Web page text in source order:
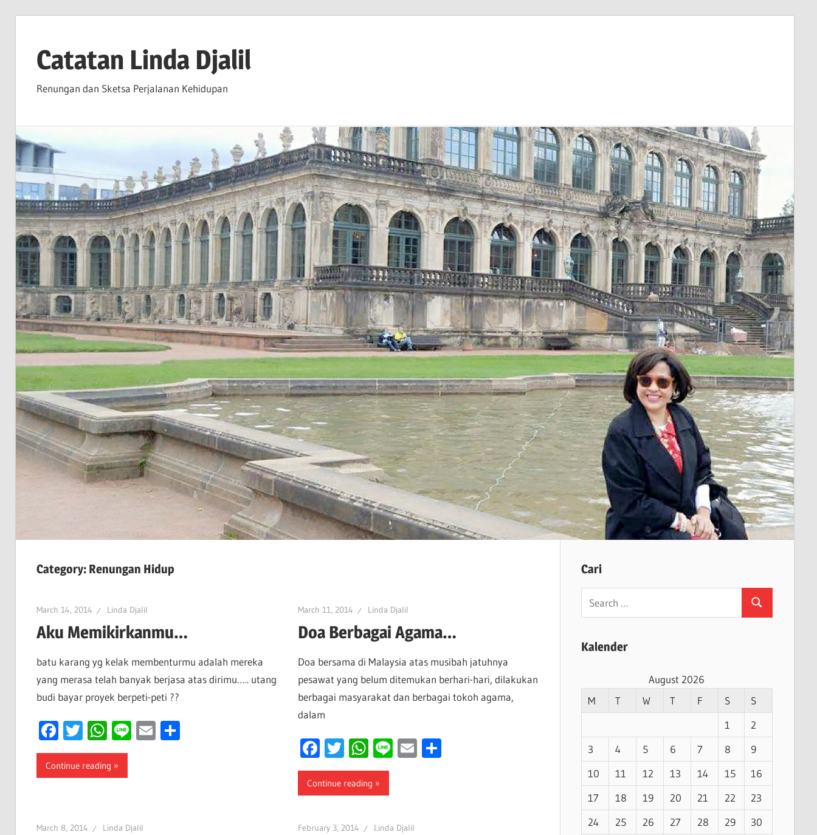
contentCatatan Linda Djalil
Renungan dan Sketsa Perjalanan Kehidupan
Category: Renungan Hidup
March 14, 2014 Linda Djalil
Aku Memikirkanmu…
batu karang yg kelak membenturmu adalah mereka
yang merasa telah banyak berjasa atas dirimu….. utang
budi bayar proyek berpeti-peti ??
Facebook
Twitter
WhatsApp
LineEmailShare
Continue reading
March 11, 2014 Linda Djalil
Doa Berbagai Agama…
Doa bersama di Malaysia atas musibah jatuhnya
pesawat yang belum ditemukan berhari-hari, dilakukan
berbagai masyarakat dan berbagai tokoh agama,
dalam
Facebook
Twitter
WhatsApp
LineEmailShare
Continue reading
March 8, 2014 Linda Djalil February 3, 2014 Linda Djalil
Cari
Search
Kalender
August 2026
M
T W T F S
S
1
2
3
4 5 6 7 8
9
10
11 12 13 14 15
16
17
18 19 20 21 22
23
24
25 26 27 28 29
30